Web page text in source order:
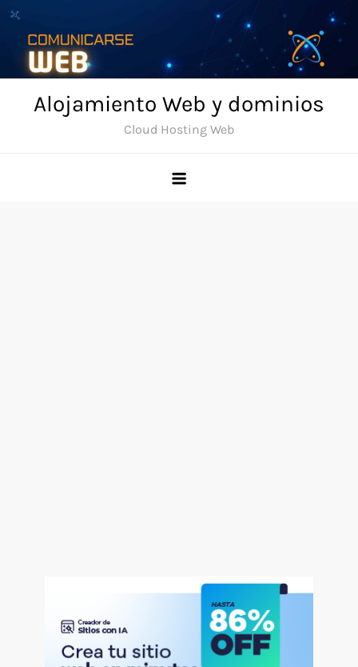
Skip
content
Alojamiento Web y dominios
Cloud Hosting Web